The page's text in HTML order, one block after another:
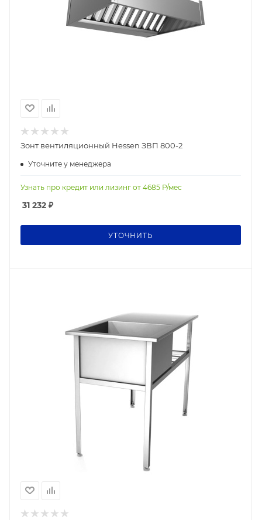
Зонт вентиляционный Hessen ЗВП 800-2
Уточните у менеджера
Узнать про кредит или лизинг от 4685 Р/мес
31 232 ₽
УТОЧНИТЬ